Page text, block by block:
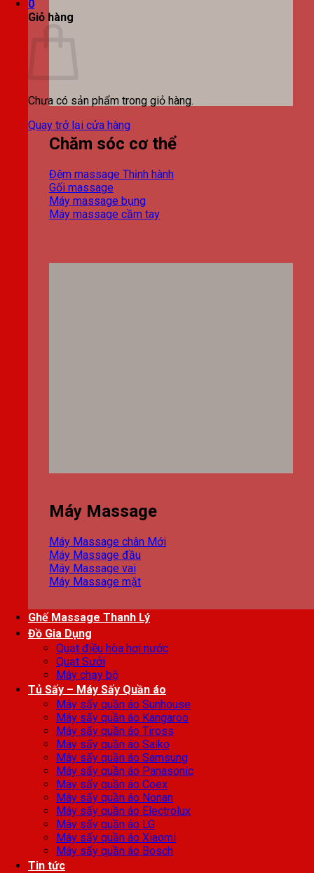
0
Giỏ hàng
Chưa có sản phẩm trong giỏ hàng.
Quay trở lại cửa hàng
Chăm sóc cơ thể
Đệm massage
Gối massage
Máy massage bụng
Máy massage cầm tay
Máy Massage
Máy Massage chân
Máy Massage đầu
Máy Massage vai
Máy Massage mặt
Ghế Massage Thanh Lý
Đồ Gia Dụng
Quạt điều hòa hơi nước
Quạt Sưởi
Máy chạy bộ
Tủ Sấy – Máy Sấy Quần áo
Máy sấy quần áo Sunhouse
Máy sấy quần áo Kangaroo
Máy sấy quần áo Tiross
Máy sấy quần áo Saiko
Máy sấy quần áo Samsung
Máy sấy quần áo Panasonic
Máy sấy quần áo Coex
Máy sấy quần áo Nonan
Máy sấy quần áo Electrolux
Máy sấy quần áo LG
Máy sấy quần áo Xiaomi
Máy sấy quần áo Bosch
Tin tức